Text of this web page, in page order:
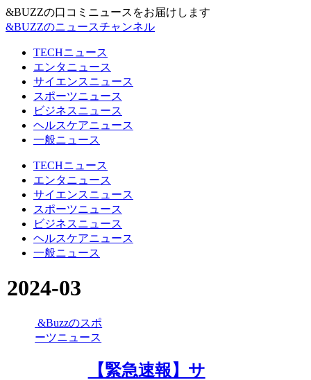
&BUZZの口コミニュースをお届けします
&BUZZのニュースチャンネル
TECHニュース
エンタニュース
サイエンスニュース
スポーツニュース
ビジネスニュース
ヘルスケアニュース
一般ニュース
TECHニュース
エンタニュース
サイエンスニュース
スポーツニュース
ビジネスニュース
ヘルスケアニュース
一般ニュース
2024-03
&Buzzのスポ
ーツニュース
【緊急速報】サ